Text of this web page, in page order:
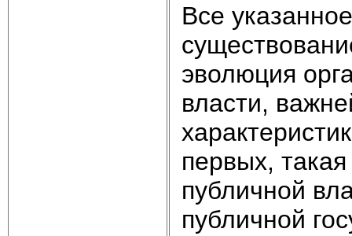
Все
эволюция
власти,
первых,
публичной
публичной